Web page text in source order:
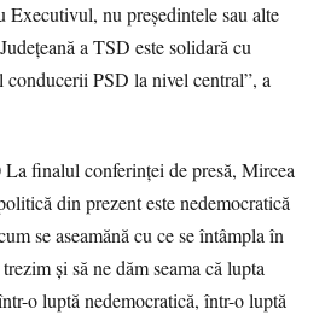
Executivul, nu preşedintele sau alte
a TSD este solidară cu
PSD la nivel central”, a
La finalul conferinţei de presă, Mircea
din prezent este nedemocratică
se aseamănă cu ce se întâmpla în
şi să ne dăm seama că lupta
o luptă nedemocratică, într-o luptă